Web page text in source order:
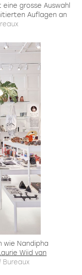
grosse Auswahl
Auflagen an
wie Nandipha
Wiid van
Bureaux